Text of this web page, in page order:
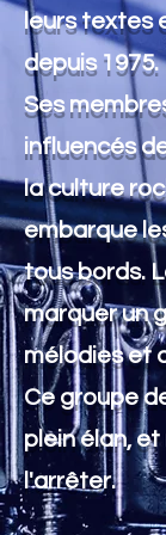
leurs textes
depuis 1975.
Ses
influencés
la culture
embarque
tous bords.
marquer un
mélodies et
Ce groupe
plein élan,
l'arrêter.